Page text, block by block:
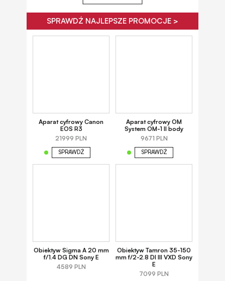
SPRAWDŹ NAJLEPSZE PROMOCJE >
Aparat cyfrowy Canon
EOS R3
21999 PLN
SPRAWDŹ
Aparat cyfrowy OM
System OM-1 II body
9671 PLN
SPRAWDŹ
Obiektyw Sigma A 20 mm
f/1.4 DG DN Sony E
4589 PLN
Obiektyw Tamron 35-150
mm f/2-2.8 DI III VXD Sony
E
7099 PLN